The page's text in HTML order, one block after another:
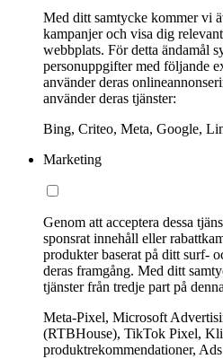
Med ditt samtycke kommer vi
kampanjer och visa dig
webbplats. För detta ändamål
personuppgifter med följande
använder deras
använder deras tjänster:
Bing, Criteo, Meta, Google,
Marketing
Genom att acceptera dessa
sponsrat innehåll eller
produkter baserat på ditt surf-
deras framgång. Med ditt
tjänster från tredje part på
Meta-Pixel, Microsoft
(RTBHouse), TikTok Pixel,
produktrekommendationer,